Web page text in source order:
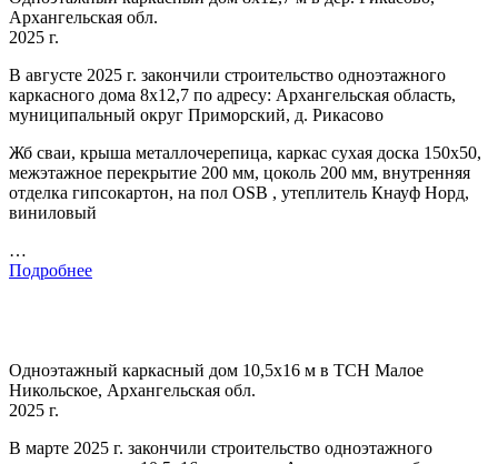
Архангельская обл.
2025 г.
В августе 2025 г. закончили строительство одноэтажного
каркасного дома 8х12,7 по адресу: Архангельская область,
муниципальный округ Приморский, д. Рикасово
Жб сваи, крыша металлочерепица, каркас сухая доска 150х50,
межэтажное перекрытие 200 мм, цоколь 200 мм, внутренняя
отделка гипсокартон, на пол OSB , утеплитель Кнауф Норд,
виниловый
…
Подробнее
Одноэтажный каркасный дом 10,5х16 м в ТСН Малое
Никольское, Архангельская обл.
2025 г.
В марте 2025 г. закончили строительство одноэтажного